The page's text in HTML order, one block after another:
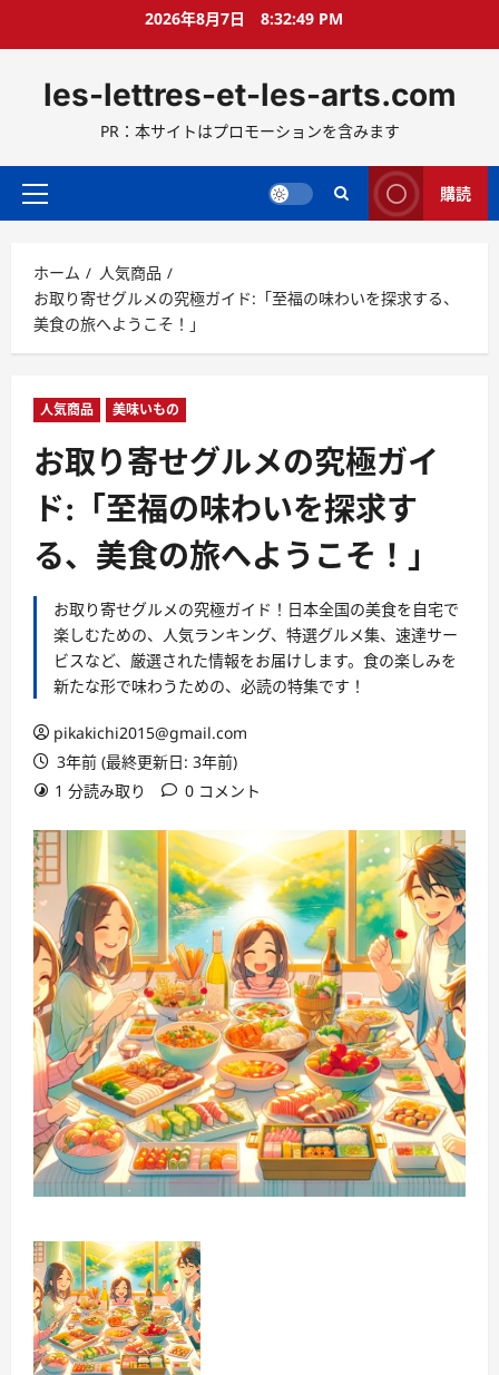
ス
ッ
2026年8月7日 8:32:50 PM
les-lettres-et-les-arts.com
PR：本サイトはプロモーションを含みます
メ
メ
ニ
ュ
ー
購読
ホーム
人気商品
お取り寄せグルメの究極ガイド:「至福の味わいを探求する、
美食の旅へようこそ！」
人気商品 美味いもの
お取り寄せグルメの究極ガイ
ド:「至福の味わいを探求す
る、美食の旅へようこそ！」
お取り寄せグルメの究極ガイド！日本全国の美食を自宅で
楽しむための、人気ランキング、特選グルメ集、速達サー
ビスなど、厳選された情報をお届けします。食の楽しみを
新たな形で味わうための、必読の特集です！
pikakichi2015@gmail.com
3年前 (最終更新日: 3年前)
1 分読み取り
0 コメント